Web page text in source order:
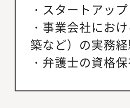
・スタートアッ
・事業会社にお
築など）の実務
・弁護士の資格